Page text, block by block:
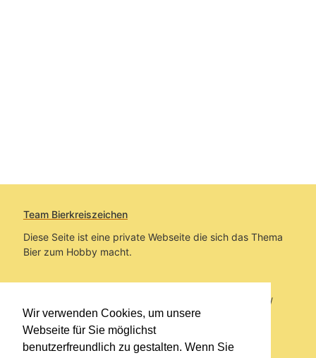
Wir verwenden Cookies, um unsere
Webseite für Sie möglichst
benutzerfreundlich zu gestalten. Wenn Sie
Team Bierkreiszeichen
Diese Seite ist eine private Webseite die sich das Thema
Bier zum Hobby macht.
Sie befinden sich auf https://www.bierkreiszeichen.at/
im Pfad:Bierkreiszeichen/Gesammelte Biere
Erstellt: 2026-08-08